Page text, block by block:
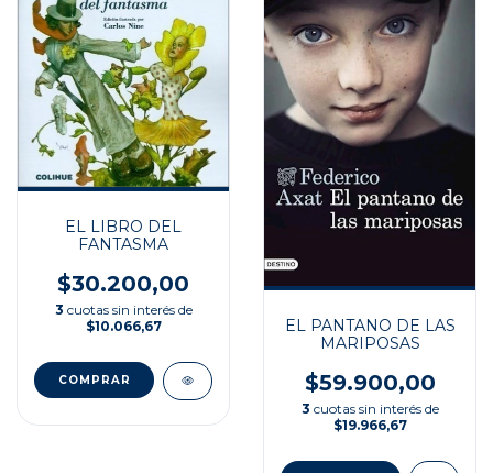
EL LIBRO DEL
FANTASMA
$30.200,00
3 cuotas sin interés de
$10.066,67
EL PANTANO DE LAS
MARIPOSAS
$59.900,00
3 cuotas sin interés de
$19.966,67